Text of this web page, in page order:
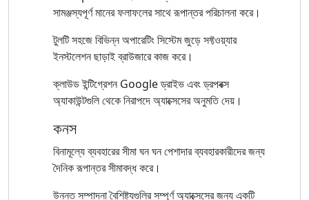
সামঞ্জস্যপূর্ণ মানের ফলাফলের সাথে রূপান্তর পরিচালনা করে।
টুলটি সহজে বিভিন্ন অপারেটিং সিস্টেম জুড়ে সফ্টওয়্যার
ইনস্টলেশন ছাড়াই ব্রাউজারে কাজ করে।
ক্লাউড ইন্টিগ্রেশন Google ড্রাইভ এবং ড্রপবক্স
অ্যাকাউন্টগুলি থেকে নিরাপদে অ্যাক্সেসের অনুমতি দেয়।
কনস
বিনামূল্যে ব্যবহারের সীমা ঘন ঘন পেশাদার ব্যবহারকারীদের জন্য
দৈনিক রূপান্তর সীমাবদ্ধ করে।
উন্নত সম্পাদনা বৈশিষ্ট্যগুলির সম্পূর্ণ অ্যাক্সেসের জন্য একটি